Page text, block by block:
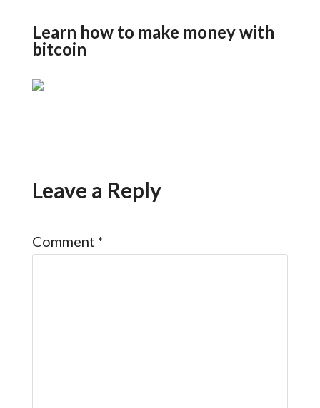
Learn how to make money with
bitcoin
Leave a Reply
Comment *